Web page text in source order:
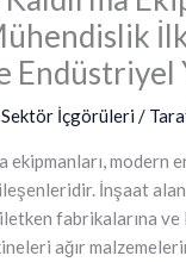
Endüstriyel
Sektör İçgörüleri /
ekipmanları, modern
İnşaat
fabrikalarına
ağır